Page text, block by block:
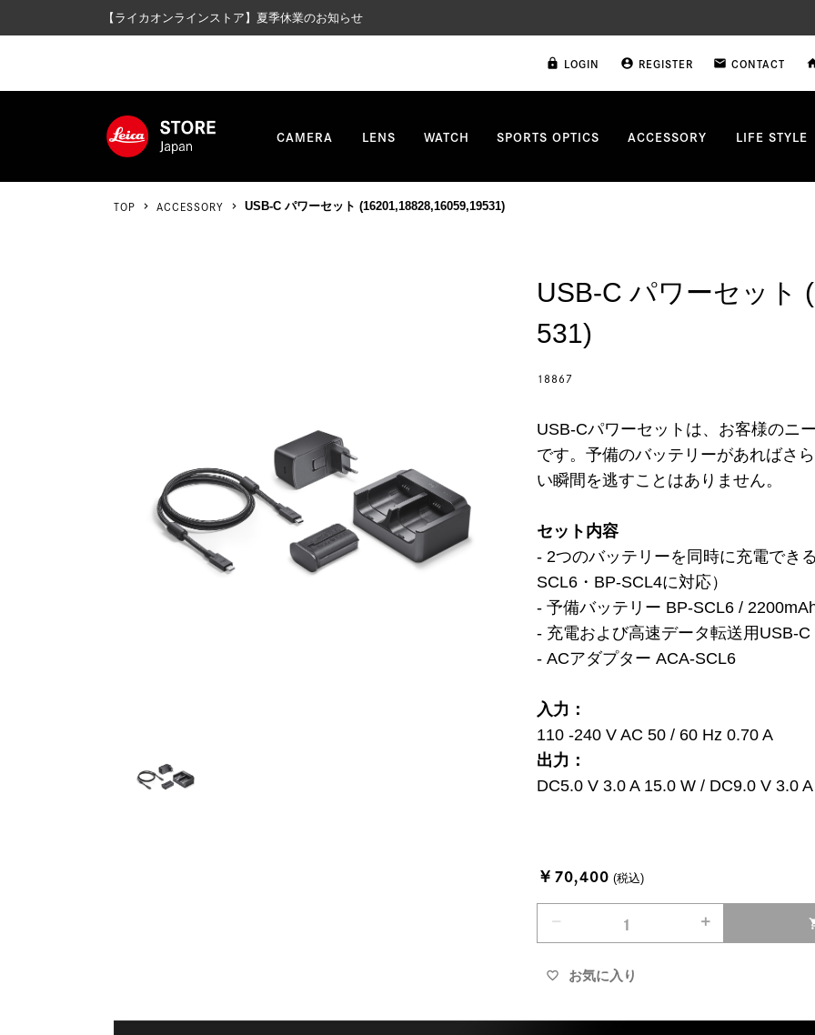
【ライカオンラインストア】夏季休業のお知らせ
lock LOGIN account_circle REGISTER email CONTACT
CAMERA LENS WATCH SPORTS OPTICS ACCESSORY LIFE STYLE
TOP ACCESSORY USB-C パワーセット (16201,18828,16059,19531)
USB-C パワーセット
531)
18867
USB-Cパワーセットは、お客様のニ
です。予備のバッテリーがあればさ
い瞬間を逃すことはありません。
セット内容
- 2つのバッテリーを同時に充電でき
SCL6・BP-SCL4に対応）
- 予備バッテリー BP-SCL6 /
- 充電および高速データ転送用USB-
- ACアダプター ACA-SCL6
入力：
110 -240 V AC 50 / 60 Hz 0.70 A
出力：
DC5.0 V 3.0 A 15.0 W / DC9.0 V 3.0
￥70,400 (税込)
remove add
favorite_border お気に入り